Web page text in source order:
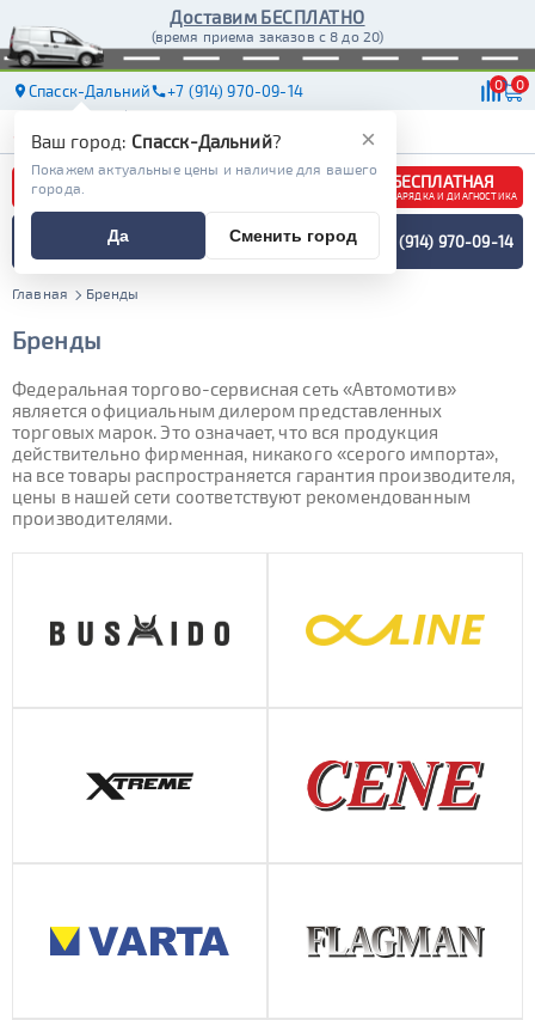
Доставим БЕСПЛАТНО
(время приема заказов с 8 до 20)
Спасск-Дальний +7 (914) 970-09-14 0 0
АКБ МАСЛА МАГАЗИНЫ ДОСТАВКА
БЕСПЛАТНАЯ
ЗАРЯДКА И ДИАГНОСТИКА
ПОДБОР АККУМУЛЯТОРА
СПЕЦИАЛИСТОМ +7 (914) 970-09-14
Главная Бренды
Бренды
Федеральная торгово-сервисная сеть «Автомотив»
является официальным дилером представленных
торговых марок. Это означает, что вся продукция
действительно фирменная, никакого «серого импорта»,
на все товары распространяется гарантия производителя,
цены в нашей сети соответствуют рекомендованным
производителями.
×
Ваш город: Спасск-Дальний?
Покажем актуальные цены и наличие для вашего
города.
Да Сменить город